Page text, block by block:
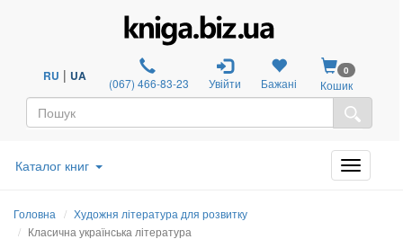
RU | UA (067) 466-83-23 Увійти Бажані
0
Кошик
Каталог книг
Головна
Художня література для розвитку
Класична українська література